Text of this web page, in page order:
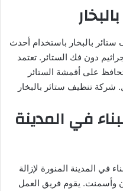
بالبخار باستخدام أحدث
دون فك الستائر. تعتمد
على أقمشة الستائر
شركة تنظيف ستائر بالبخار
في المدينة
في المدينة المنورة لإزالة
وأسمنت. يقوم فريق العمل